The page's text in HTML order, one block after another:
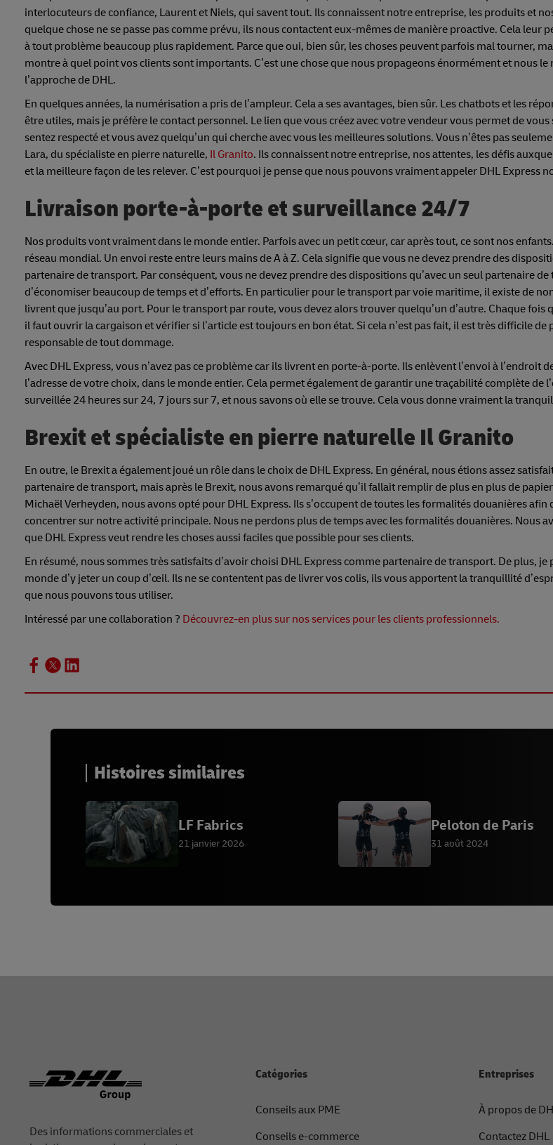
interlocuteurs de confiance, Laurent et Niels, qui savent tout. Ils connaissent notre entreprise, les produits et
quelque chose ne se passe pas comme prévu, ils nous contactent eux-mêmes de manière proactive. Cela leur
à tout problème beaucoup plus rapidement. Parce que oui, bien sûr, les choses peuvent parfois mal tourner,
montre à quel point vos clients sont importants. C’est une chose que nous propageons énormément et nous
l’approche de DHL.
En quelques années, la numérisation a pris de l’ampleur. Cela a ses avantages, bien sûr. Les chatbots et les
être utiles, mais je préfère le contact personnel. Le lien que vous créez avec votre vendeur vous permet de
sentez respecté et vous avez quelqu’un qui cherche avec vous les meilleures solutions. Vous n’êtes pas
Lara, du spécialiste en pierre naturelle, Il Granito. Ils connaissent notre entreprise, nos attentes, les défis
et la meilleure façon de les relever. C’est pourquoi je pense que nous pouvons vraiment appeler DHL Express
Livraison porte-à-porte et surveillance 24/7
Nos produits vont vraiment dans le monde entier. Parfois avec un petit cœur, car après tout, ce sont nos
réseau mondial. Un envoi reste entre leurs mains de A à Z. Cela signifie que vous ne devez prendre des
partenaire de transport. Par conséquent, vous ne devez prendre des dispositions qu’avec un seul partenaire
d’économiser beaucoup de temps et d’efforts. En particulier pour le transport par voie maritime, il existe de
livrent que jusqu’au port. Pour le transport par route, vous devez alors trouver quelqu’un d’autre. Chaque fois
il faut ouvrir la cargaison et vérifier si l’article est toujours en bon état. Si cela n’est pas fait, il est très difficile
responsable de tout dommage.
Avec DHL Express, vous n’avez pas ce problème car ils livrent en porte-à-porte. Ils enlèvent l’envoi à l’endroit
l’adresse de votre choix, dans le monde entier. Cela permet également de garantir une traçabilité complète de
surveillée 24 heures sur 24, 7 jours sur 7, et nous savons où elle se trouve. Cela vous donne vraiment la
Brexit et spécialiste en pierre naturelle Il Granito
En outre, le Brexit a également joué un rôle dans le choix de DHL Express. En général, nous étions assez
partenaire de transport, mais après le Brexit, nous avons remarqué qu’il fallait remplir de plus en plus de
Michaël Verheyden, nous avons opté pour DHL Express. Ils s’occupent de toutes les formalités douanières
concentrer sur notre activité principale. Nous ne perdons plus de temps avec les formalités douanières. Nous
que DHL Express veut rendre les choses aussi faciles que possible pour ses clients.
En résumé, nous sommes très satisfaits d’avoir choisi DHL Express comme partenaire de transport. De plus,
monde d’y jeter un coup d’œil. Ils ne se contentent pas de livrer vos colis, ils vous apportent la tranquillité
que nous pouvons tous utiliser.
Intéressé par une collaboration ? Découvrez-en plus sur nos services pour les clients professionnels.
Histoires similaires
LF Fabrics
21 janvier 2026
Peloton de Paris
31 août 2024
Des informations commerciales et
Catégories
Conseils aux PME
Conseils e-commerce
Entreprises
À propos de
Contactez DHL